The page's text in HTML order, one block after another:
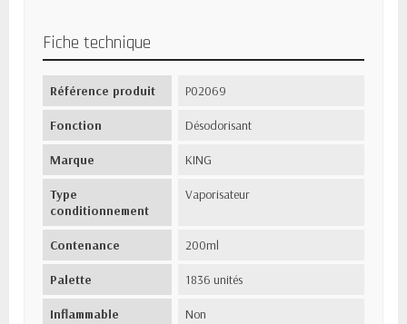
Fiche technique
Référence produit P02069
Fonction Désodorisant
Marque KING
Type
conditionnement
Vaporisateur
Contenance 200ml
Palette 1836 unités
Inflammable Non